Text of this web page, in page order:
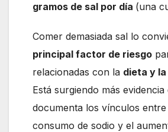
gramos de sal por día (una
Comer demasiada sal lo
principal factor de riesgo
relacionadas con la dieta y
Está surgiendo más evidencia
documenta los vínculos
consumo de sodio y el